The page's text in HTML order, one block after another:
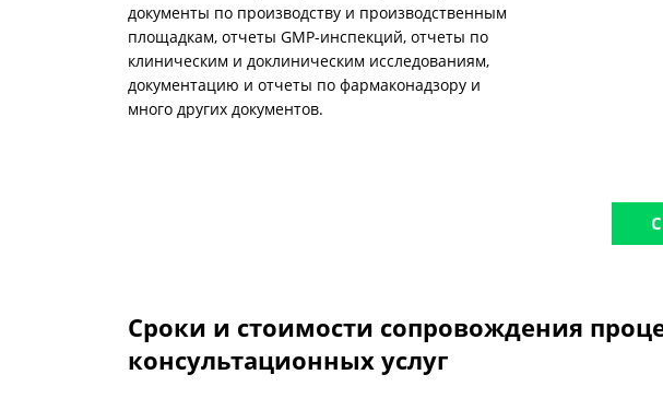
документы по производству и производственным
площадкам, отчеты GMP-инспекций, отчеты по
клиническим и доклиническим исследованиям,
документацию и отчеты по фармаконадзору и
много других документов.
Сроки и стоимости сопровождения
консультационных услуг